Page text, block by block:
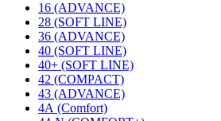
16 (ADVANCE)
28 (SOFT LINE)
36 (ADVANCE)
40 (SOFT LINE)
40+ (SOFT LINE)
42 (COMPACT)
43 (ADVANCE)
4А (Comfort)